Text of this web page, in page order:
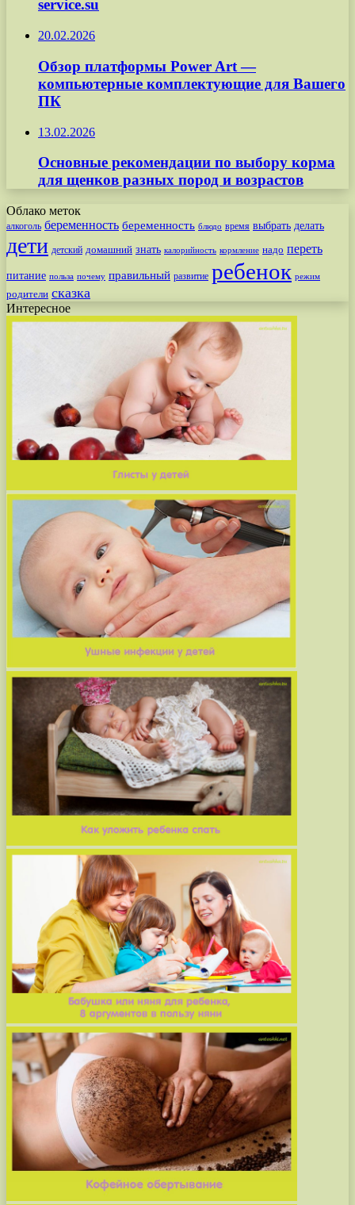
service.su
20.02.2026
Обзор платформы Power Art —
компьютерные комплектующие для Вашего
ПК
13.02.2026
Основные рекомендации по выбору корма
для щенков разных пород и возрастов
Облако меток
алкоголь беременность беременность блюдо время выбрать делать
дети детский домашний знать калорийность кормление надо переть
питание польза почему правильный развитие ребенок режим
родители сказка
Интересное